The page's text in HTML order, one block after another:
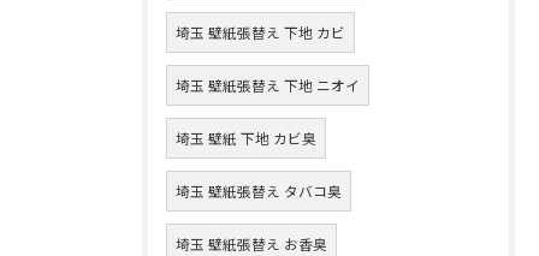
埼玉 壁紙張替え 下地 カビ
埼玉 壁紙張替え 下地 ニオイ
埼玉 壁紙 下地 カビ臭
埼玉 壁紙張替え タバコ臭
埼玉 壁紙張替え お香臭